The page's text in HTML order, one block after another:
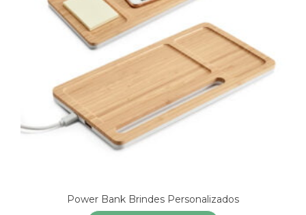
Power Bank Brindes Personalizados